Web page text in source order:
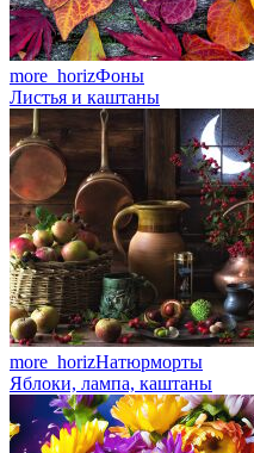
more_horizФоны
Листья и каштаны
more_horizНатюрморты
Яблоки, лампа, каштаны